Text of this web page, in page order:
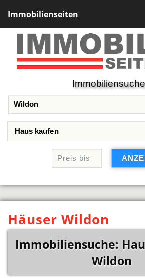
Immobilienseiten
Immobiliensuche
Häuser Wildon
Immobiliensuche:
Wildon